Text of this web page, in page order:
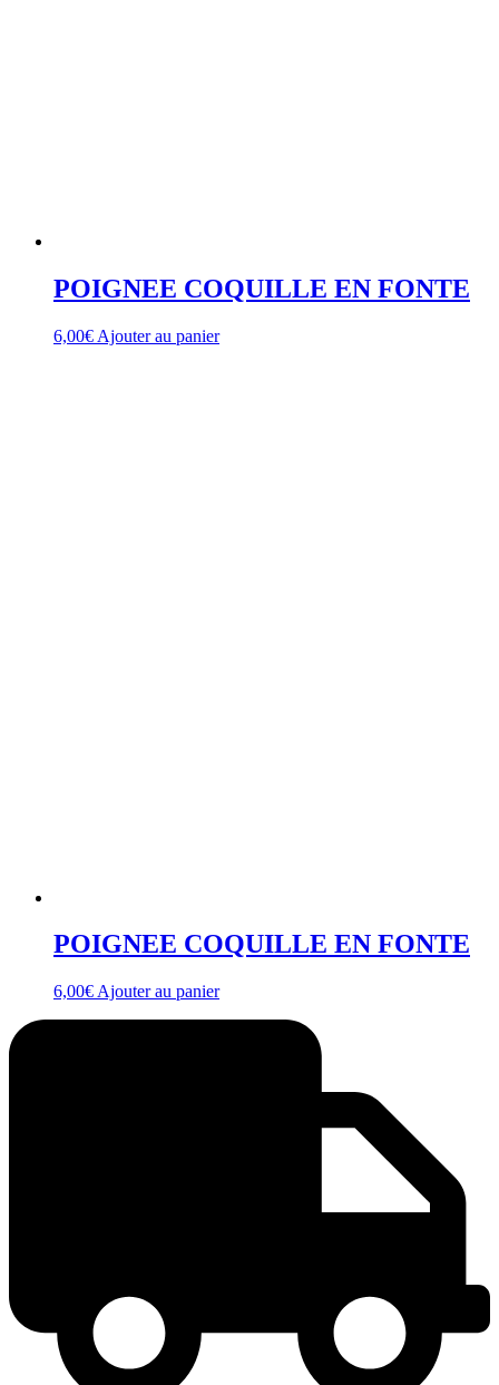
POIGNEE COQUILLE EN FONTE
6,00€ Ajouter au panier
POIGNEE COQUILLE EN FONTE
6,00€ Ajouter au panier